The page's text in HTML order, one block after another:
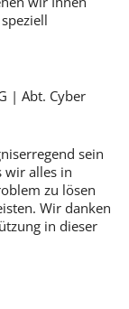
| Abt. Cyber
sein
wir alles in
zu lösen
Wir danken
in dieser